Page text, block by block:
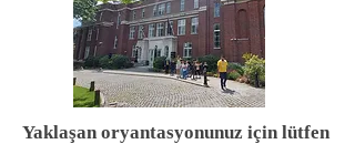
Yaklaşan oryantasyonunuz için lütfen